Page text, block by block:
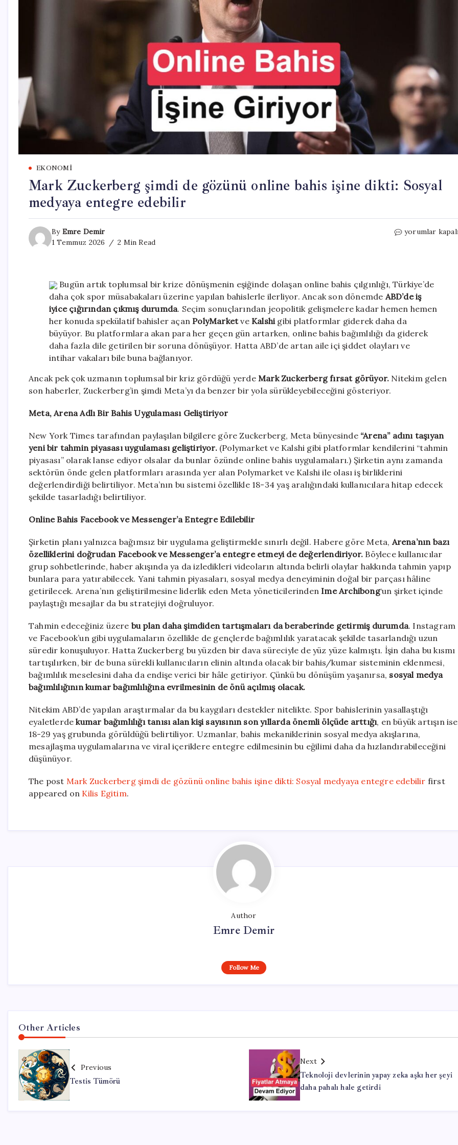
EKONOMI
Mark Zuckerberg şimdi de gözünü online bahis işine dikti: Sosyal
medyaya entegre edebilir
By Emre Demir
1 Temmuz 2026
2 Min Read
Mark
online
bahis
işine
medyaya
entegre
yorumlar
Bugün artık toplumsal bir krize dönüşmenin eşiğinde dolaşan online bahis çılgınlığı, Türkiye’de
daha çok spor müsabakaları üzerine yapılan bahislerle ilerliyor. Ancak son dönemde ABD’de iş
iyice çığırından çıkmış durumda. Seçim sonuçlarından jeopolitik gelişmelere kadar hemen hemen
her konuda spekülatif bahisler açanPolyMarketveKalshi gibi platformlar giderek daha da
büyüyor. Bu platformlara akan para her geçen gün artarken, online bahis bağımlılığı da giderek
daha fazla dile getirilen bir soruna dönüşüyor. Hatta ABD’de artan aile içi şiddet olayları ve
intihar vakaları bile buna bağlanıyor.
Ancak pek çok uzmanın toplumsal bir kriz gördüğü yerde Mark Zuckerberg fırsat görüyor. Nitekim gelen
son haberler, Zuckerberg’in şimdi Meta’yı da benzer bir yola sürükleyebileceğini gösteriyor.
Meta, Arena Adlı Bir Bahis Uygulaması Geliştiriyor
New York Times tarafından paylaşılan bilgilere göre Zuckerberg, Meta bünyesinde“Arena” adını taşıyan
yeni bir tahmin piyasası uygulaması geliştiriyor.(Polymarket ve Kalshi gibi platformlar kendilerini “tahmin
piyasası” olarak lanse ediyor olsalar da bunlar özünde online bahis uygulamaları.) Şirketin aynı zamanda
sektörün önde gelen platformları arasında yer alan Polymarket ve Kalshi ile olası iş birliklerini
değerlendirdiği belirtiliyor. Meta’nın bu sistemi özellikle 18-34 yaş aralığındaki kullanıcılara hitap edecek
şekilde tasarladığı belirtiliyor.
Online Bahis Facebook ve Messenger’a Entegre Edilebilir
Şirketin planı yalnızca bağımsız bir uygulama geliştirmekle sınırlı değil. Habere göre Meta, Arena’nın bazı
özelliklerini doğrudan Facebook ve Messenger’a entegre etmeyi de değerlendiriyor. Böylece kullanıcılar
grup sohbetlerinde, haber akışında ya da izledikleri videoların altında belirli olaylar hakkında tahmin yapıp
bunlara para yatırabilecek. Yani tahmin piyasaları, sosyal medya deneyiminin doğal bir parçası hâline
getirilecek. Arena’nın geliştirilmesine liderlik eden Meta yöneticilerinden Ime Archibong‘un şirket içinde
paylaştığı mesajlar da bu stratejiyi doğruluyor.
Tahmin edeceğiniz üzere bu plan daha şimdiden tartışmaları da beraberinde getirmiş durumda. Instagram
ve Facebook’un gibi uygulamaların özellikle de gençlerde bağımlılık yaratacak şekilde tasarlandığı uzun
süredir konuşuluyor. Hatta Zuckerberg bu yüzden bir dava süreciyle de yüz yüze kalmıştı. İşin daha bu kısmı
tartışılırken, bir de buna sürekli kullanıcıların elinin altında olacak bir bahis/kumar sisteminin eklenmesi,
bağımlılık meselesini daha da endişe verici bir hâle getiriyor. Çünkü bu dönüşüm yaşanırsa, sosyal medya
bağımlılığının kumar bağımlılığına evrilmesinin de önü açılmış olacak.
Nitekim ABD’de yapılan araştırmalar da bu kaygıları destekler nitelikte. Spor bahislerinin yasallaştığı
eyaletlerde kumar bağımlılığı tanısı alan kişi sayısının son yıllarda önemli ölçüde arttığı, en büyük artışın ise
18-29 yaş grubunda görüldüğü belirtiliyor. Uzmanlar, bahis mekaniklerinin sosyal medya akışlarına,
mesajlaşma uygulamalarına ve viral içeriklere entegre edilmesinin bu eğilimi daha da hızlandırabileceğini
düşünüyor.
The post Mark Zuckerberg şimdi de gözünü online bahis işine dikti: Sosyal medyaya entegre edebilir first
appeared on Kilis Egitim.
Author
Emre Demir
Follow Me
Other Articles
Previous
Testis Tümörü
Next
Teknoloji devlerinin yapay zeka aşkı her şeyi
daha pahalı hale getirdi